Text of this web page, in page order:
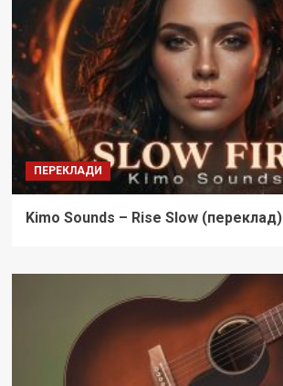
ПЕРЕКЛАДИ
Kimo Sounds – Rise Slow (переклад)